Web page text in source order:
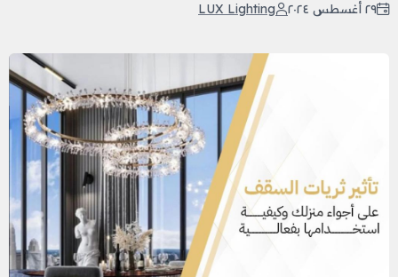
٢٩ أغسطس ٢٠٢٤ LUX Lighting